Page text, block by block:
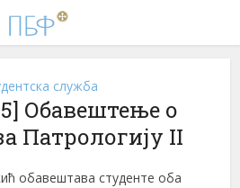
служба
Обавештење о
Патрологију II
обавештава студенте оба